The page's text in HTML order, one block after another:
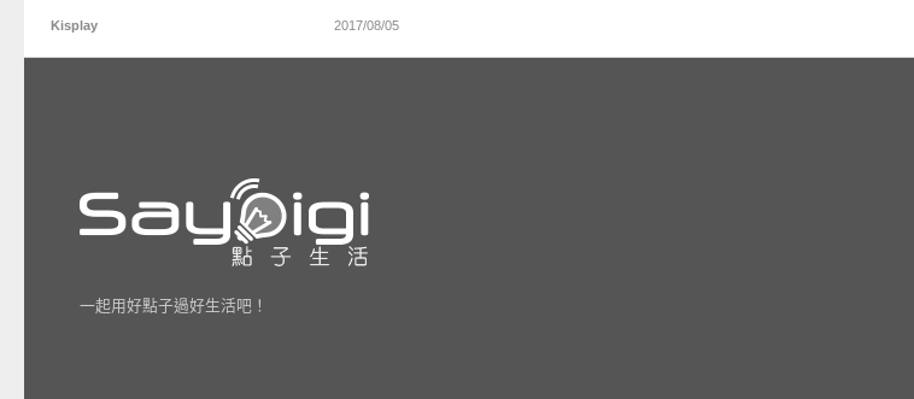
Kisplay 2017/08/05
一起用好點子過好生活吧！